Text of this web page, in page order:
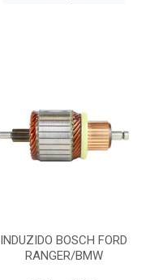
INDUZIDO BOSCH FORD
RANGER/BMW